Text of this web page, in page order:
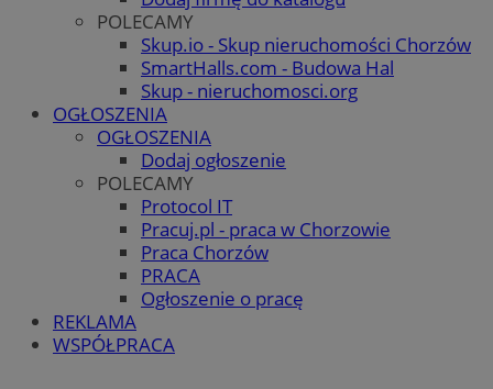
POLECAMY
Skup.io - Skup nieruchomości Chorzów
SmartHalls.com - Budowa Hal
Skup - nieruchomosci.org
OGŁOSZENIA
OGŁOSZENIA
Dodaj ogłoszenie
POLECAMY
Protocol IT
Pracuj.pl - praca w Chorzowie
Praca Chorzów
PRACA
Ogłoszenie o pracę
REKLAMA
WSPÓŁPRACA